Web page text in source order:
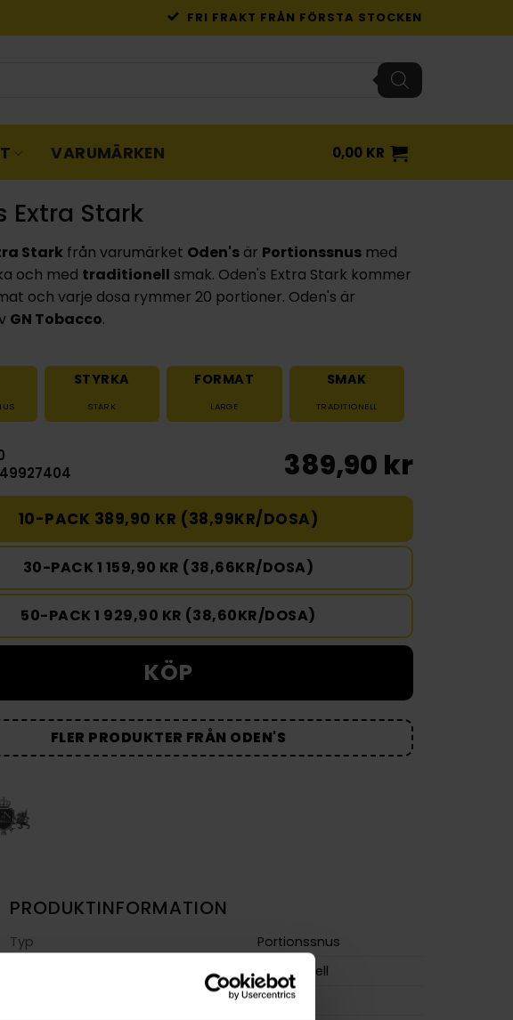
FRI FRAKT FRÅN FÖRSTA STOCKEN
VARUMÄRKEN 0,00 KR
Extra Stark
Stark från varumärket Oden's är Portionssnus med
och med traditionell smak. Oden's Extra Stark kommer
och varje dosa rymmer 20 portioner. Oden's är
GN Tobacco.
STYRKA
STARK
FORMAT
LARGE
SMAK
TRADITIONELL
389,90 kr
10-PACK 389,90 KR (38,99KR/DOSA)
30-PACK 1 159,90 KR (38,66KR/DOSA)
50-PACK 1 929,90 KR (38,60KR/DOSA)
KÖP
FLER PRODUKTER FRÅN ODEN'S
PRODUKTINFORMATION
Typ
Portionssnus
Traditionell
Large